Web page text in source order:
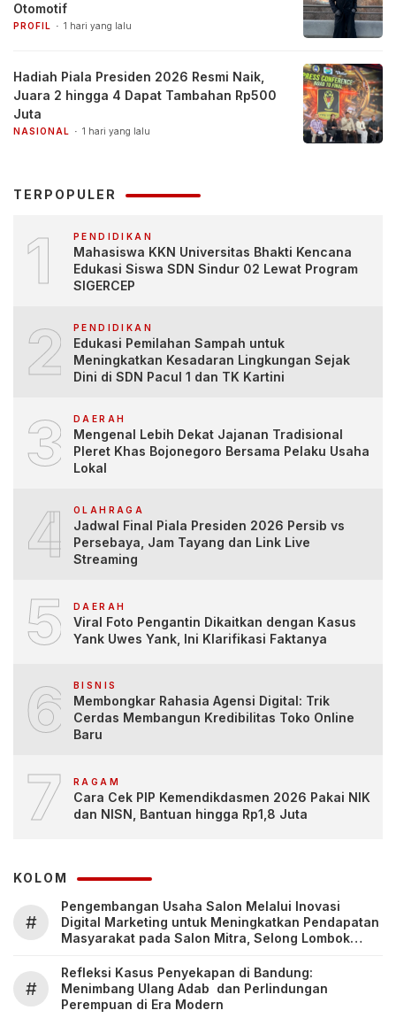
Otomotif
PROFIL 1 hari yang lalu
Hadiah Piala Presiden 2026 Resmi Naik,
Juara 2 hingga 4 Dapat Tambahan Rp500
Juta
NASIONAL 1 hari yang lalu
TERPOPULER
1 PENDIDIKAN
Mahasiswa KKN Universitas Bhakti Kencana
Edukasi Siswa SDN Sindur 02 Lewat Program
SIGERCEP
2 PENDIDIKAN
Edukasi Pemilahan Sampah untuk
Meningkatkan Kesadaran Lingkungan Sejak
Dini di SDN Pacul 1 dan TK Kartini
3 DAERAH
Mengenal Lebih Dekat Jajanan Tradisional
Pleret Khas Bojonegoro Bersama Pelaku Usaha
Lokal
4 OLAHRAGA
Jadwal Final Piala Presiden 2026 Persib vs
Persebaya, Jam Tayang dan Link Live
Streaming
5 DAERAH
Viral Foto Pengantin Dikaitkan dengan Kasus
Yank Uwes Yank, Ini Klarifikasi Faktanya
6 BISNIS
Membongkar Rahasia Agensi Digital: Trik
Cerdas Membangun Kredibilitas Toko Online
Baru
7 RAGAM
Cara Cek PIP Kemendikdasmen 2026 Pakai NIK
dan NISN, Bantuan hingga Rp1,8 Juta
KOLOM
#
Pengembangan Usaha Salon Melalui Inovasi
Digital Marketing untuk Meningkatkan Pendapatan
Masyarakat pada Salon Mitra, Selong Lombok
#
Refleksi Kasus Penyekapan di Bandung:
Menimbang Ulang Adab dan Perlindungan
Perempuan di Era Modern